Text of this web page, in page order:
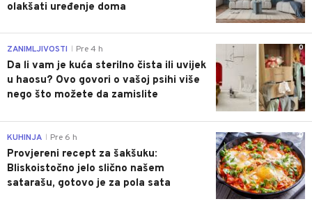
olakšati uređenje doma
0
ZANIMLJIVOSTI Pre 4 h
Da li vam je kuća sterilno čista ili uvijek
u haosu? Ovo govori o vašoj psihi više
nego što možete da zamislite
0
KUHINJA Pre 6 h
Provjereni recept za šakšuku:
Bliskoistočno jelo slično našem
satarašu, gotovo je za pola sata